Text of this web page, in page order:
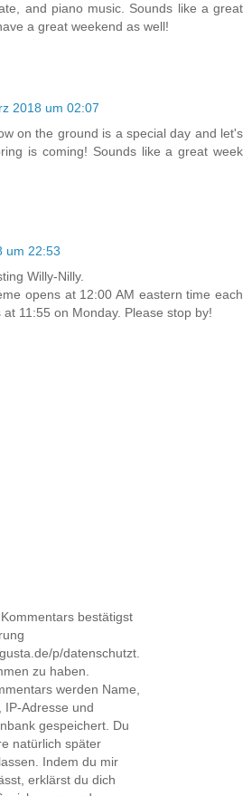
and piano music. Sounds like a great
a great weekend as well!
2018 um 02:07
on the ground is a special day and let's
is coming! Sounds like a great week
um 22:53
Willy-Nilly.
opens at 12:00 AM eastern time each
11:55 on Monday. Please stop by!
bestätigst
p/datenschutzt.
zu haben.
werden Name,
IP-Adresse und
gespeichert. Du
natürlich später
Indem du mir
erklärst du dich